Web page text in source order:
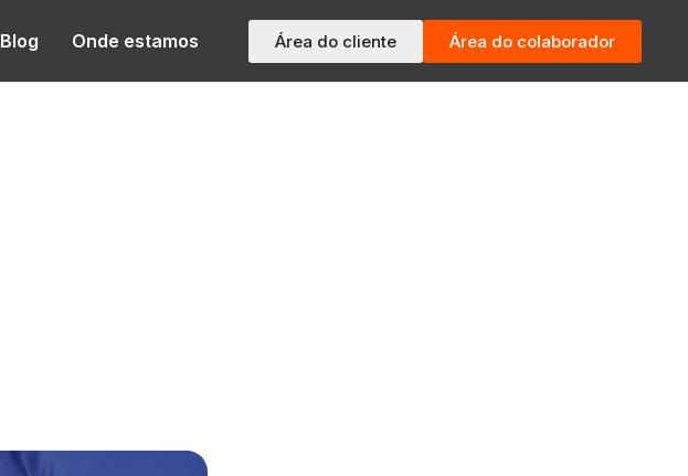
Blog Onde estamos Área do cliente Área do colaborador